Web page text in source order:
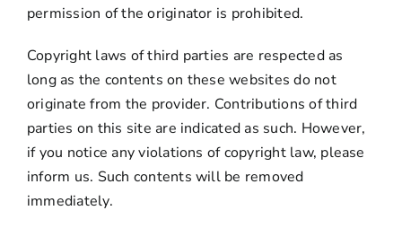
permission of the originator is prohibited.
Copyright laws of third parties are respected as
long as the contents on these websites do not
originate from the provider. Contributions of third
parties on this site are indicated as such. However,
if you notice any violations of copyright law, please
inform us. Such contents will be removed
immediately.